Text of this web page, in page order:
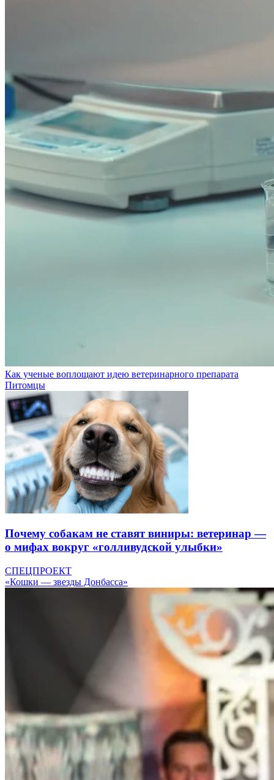
Как ученые воплощают идею ветеринарного препарата
Питомцы
Почему собакам не ставят виниры: ветеринар —
о мифах вокруг «голливудской улыбки»
СПЕЦПРОЕКТ
«Кошки — звезды Донбасса»